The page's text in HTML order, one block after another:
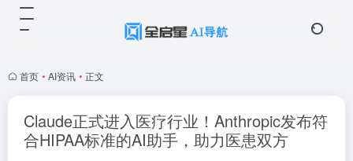
首页 • AI资讯 • 正文
Claude正式进入医疗行业！Anthropic发布符
合HIPAA标准的AI助手，助力医患双方